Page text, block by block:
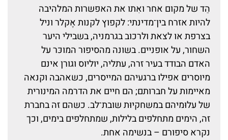
הֵד של מקום אחר ואִתו את האפשרות המלהיבה
להיות אזרח בין־מדינתי: לקפוץ לקנות אֶקלר וניל
בצרפת או לצאת ולרכוב בגרמניה, בשבילי היער
השחור, על אופניים. בשונה מהסיפור המוכּר על
האדם הבודד בעיר זרה, עתליה, יוליוס וגורן אינם
מיוסרים אפילו ברגעיהם המייסרים, כשאהבה וקנאה
מאיימות על חברותם; הם חיים את הדרמה המינורית
של עלוּמיהם במשחקיוּת שובת־לב. כשהם זה בחברת
זה, הימים מתחלפים בלילות, שמתחלפים בימים, וכך
נקרא סיפורם – בנשימה אחת.